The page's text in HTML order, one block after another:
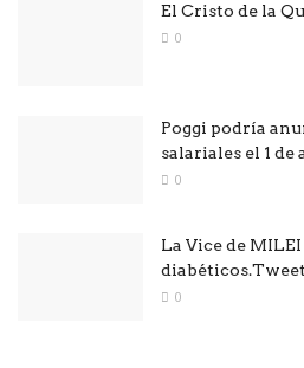
El Cristo de la
0
Poggi podría
salariales el 1 de
0
La Vice de
0